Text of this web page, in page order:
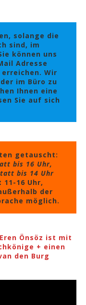
solange die
sind, im
können uns
Adresse
Wir
im Büro zu
Ihnen eine
Sie auf sich
getauscht:
bis 16 Uhr,
bis 14 Uhr
16 Uhr,
der
möglich.
Önsöz ist mit
+ einen
den Burg